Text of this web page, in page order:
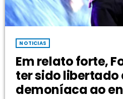
NOTICIAS
Em relato forte,
ter sido libertado
demoníaca ao